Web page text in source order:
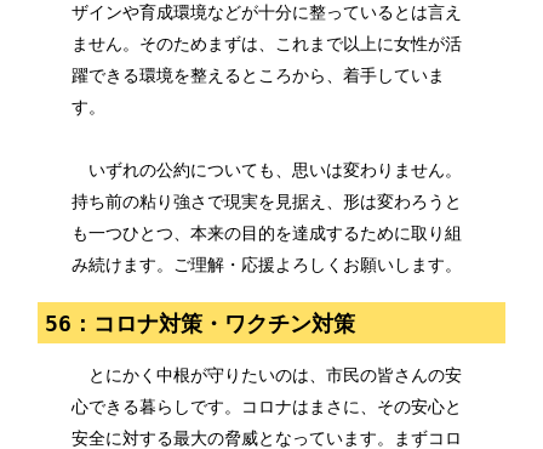
ザインや育成環境などが十分に整っているとは言え
ません。そのためまずは、これまで以上に女性が活
躍できる環境を整えるところから、着手していま
す。
いずれの公約についても、思いは変わりません。
持ち前の粘り強さで現実を見据え、形は変わろうと
も一つひとつ、本来の目的を達成するために取り組
み続けます。ご理解・応援よろしくお願いします。
56：コロナ対策・ワクチン対策
とにかく中根が守りたいのは、市民の皆さんの安
心できる暮らしです。コロナはまさに、その安心と
安全に対する最大の脅威となっています。まずコロ